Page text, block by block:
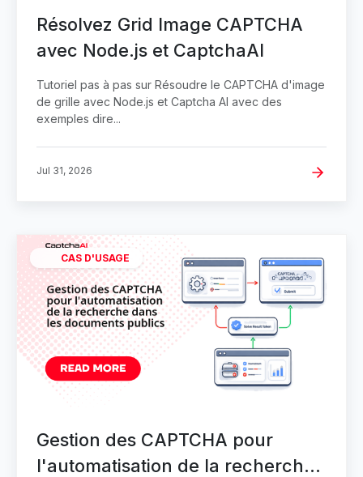
Résolvez Grid Image CAPTCHA
avec Node.js et CaptchaAI
Tutoriel pas à pas sur Résoudre le CAPTCHA d'image
de grille avec Node.js et Captcha AI avec des
exemples dire...
Jul 31, 2026
CAS D'USAGE
Gestion des CAPTCHA pour
l'automatisation de la recherche